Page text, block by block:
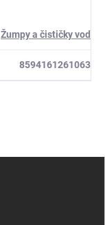
Žumpy a čističky vod
8594161261063